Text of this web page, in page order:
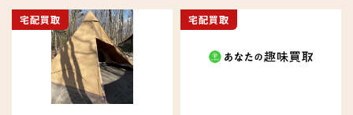
宅配買取 宅配買取